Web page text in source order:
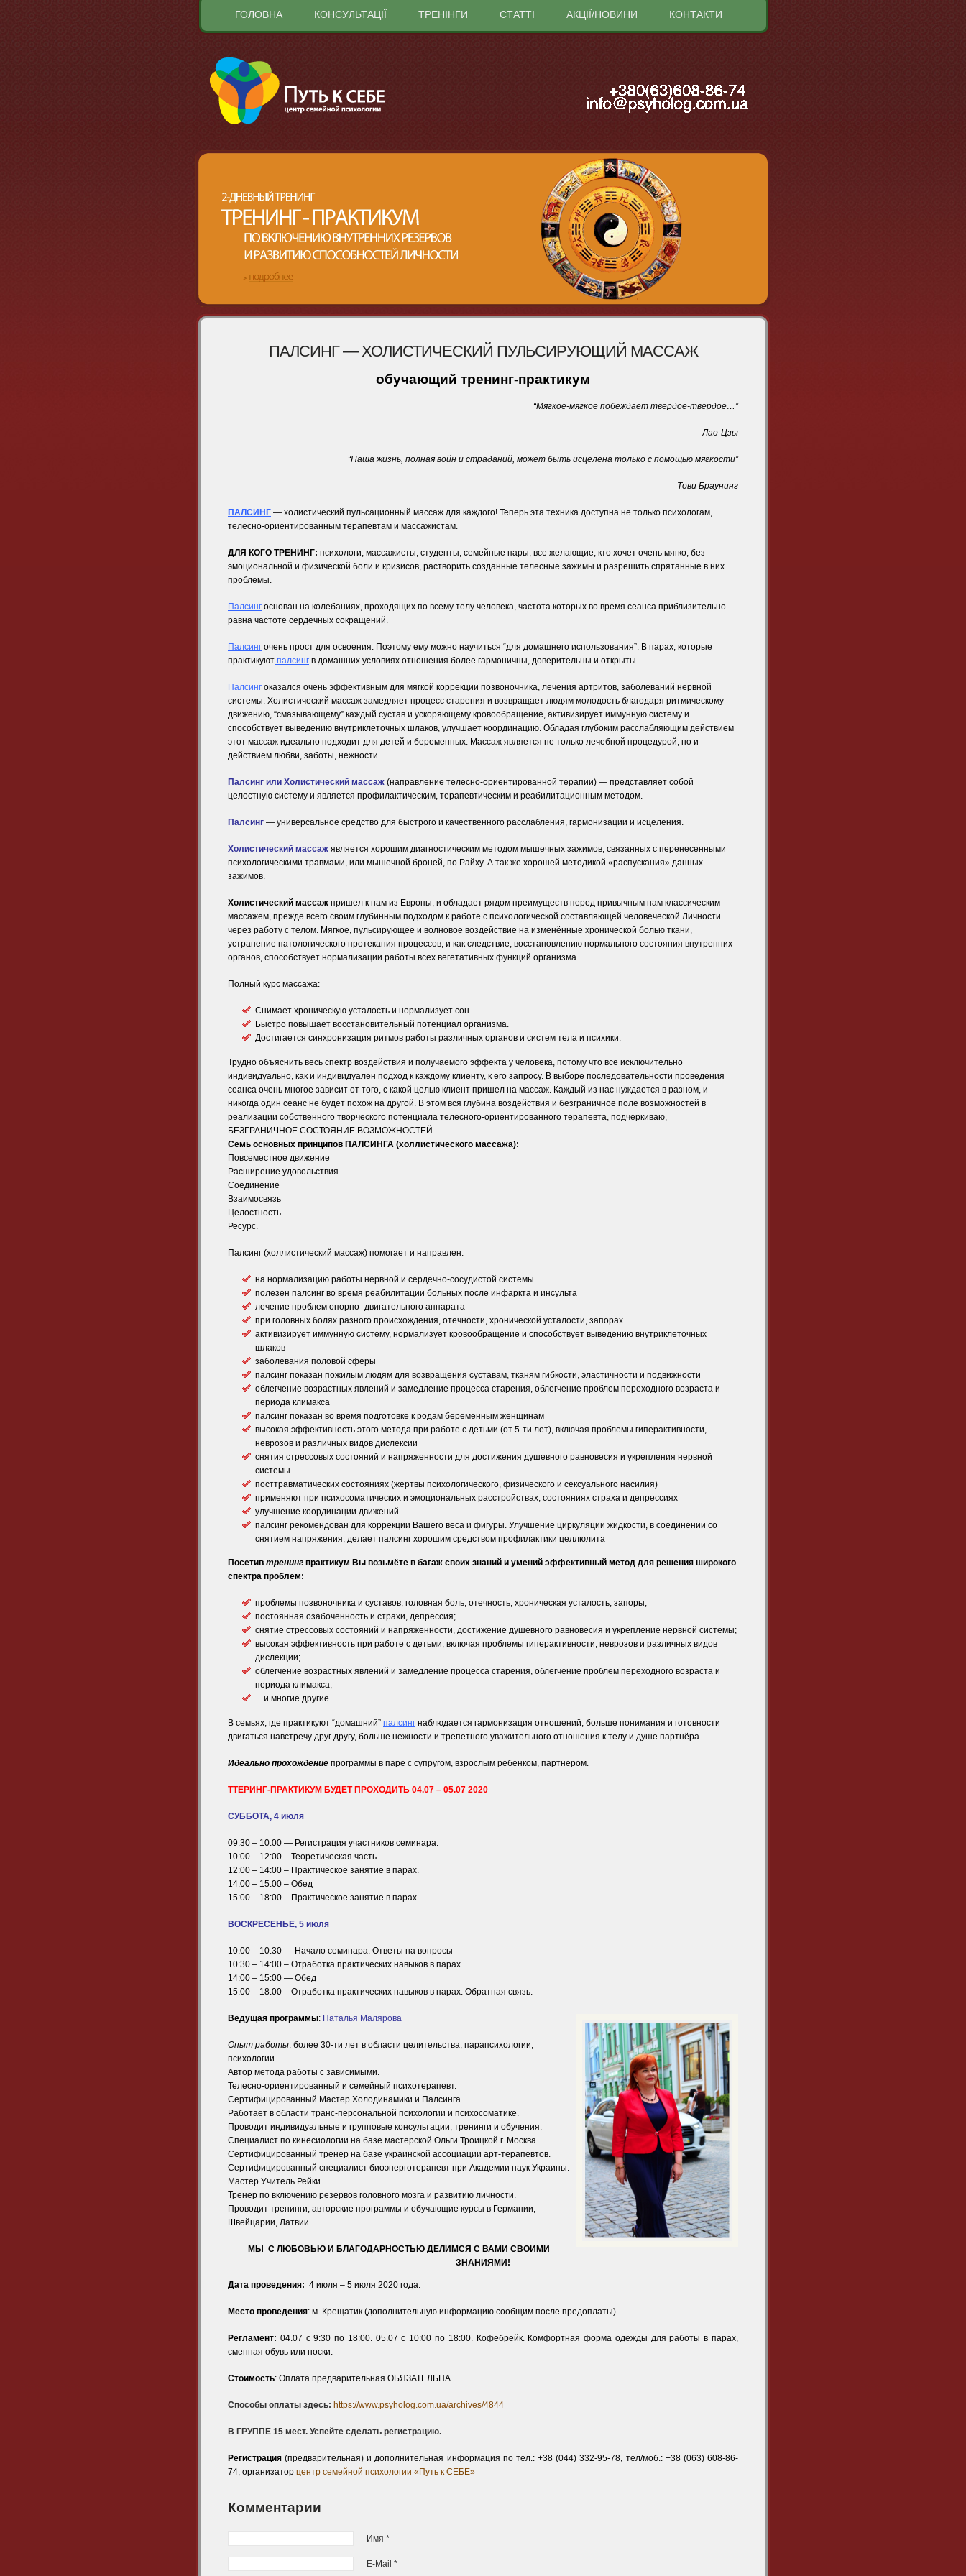
ГОЛОВНА КОНСУЛЬТАЦІЇ ТРЕНІНГИ СТАТТІ АКЦІЇ/НОВИНИ КОНТАКТИ
ПАЛСИНГ — ХОЛИСТИЧЕСКИЙ ПУЛЬСИРУЮЩИЙ МАССАЖ
обучающий тренинг-практикум
“Мягкое-мягкое побеждает твердое-твердое…”
Лао-Цзы
“Наша жизнь, полная войн и страданий, может быть исцелена только с помощью мягкости”
Тови Браунинг
ПАЛСИНГ — холистический пульсационный массаж для каждого! Теперь эта техника доступна не только психологам,
телесно-ориентированным терапевтам и массажистам.
ДЛЯ КОГО ТРЕНИНГ: психологи, массажисты, студенты, семейные пары, все желающие, кто хочет очень мягко, без
эмоциональной и физической боли и кризисов, растворить созданные телесные зажимы и разрешить спрятанные в них
проблемы.
Палсинг основан на колебаниях, проходящих по всему телу человека, частота которых во время сеанса приблизительно
равна частоте сердечных сокращений.
Палсинг очень прост для освоения. Поэтому ему можно научиться “для домашнего использования”. В парах, которые
практикуют палсинг в домашних условиях отношения более гармоничны, доверительны и открыты.
Палсинг оказался очень эффективным для мягкой коррекции позвоночника, лечения артритов, заболеваний нервной
системы. Холистический массаж замедляет процесс старения и возвращает людям молодость благодаря ритмическому
движению, “смазывающему” каждый сустав и ускоряющему кровообращение, активизирует иммунную систему и
способствует выведению внутриклеточных шлаков, улучшает координацию. Обладая глубоким расслабляющим действием
этот массаж идеально подходит для детей и беременных. Массаж является не только лечебной процедурой, но и
действием любви, заботы, нежности.
Палсинг или Холистический массаж (направление телесно-ориентированной терапии) — представляет собой
целостную систему и является профилактическим, терапевтическим и реабилитационным методом.
Палсинг — универсальное средство для быстрого и качественного расслабления, гармонизации и исцеления.
Холистический массаж является хорошим диагностическим методом мышечных зажимов, связанных с перенесенными
психологическими травмами, или мышечной броней, по Райху. А так же хорошей методикой «распускания» данных
зажимов.
Холистический массаж пришел к нам из Европы, и обладает рядом преимуществ перед привычным нам классическим
массажем, прежде всего своим глубинным подходом к работе с психологической составляющей человеческой Личности
через работу с телом. Мягкое, пульсирующее и волновое воздействие на изменённые хронической болью ткани,
устранение патологического протекания процессов, и как следствие, восстановлению нормального состояния внутренних
органов, способствует нормализации работы всех вегетативных функций организма.
Полный курс массажа:
Снимает хроническую усталость и нормализует сон.
Быстро повышает восстановительный потенциал организма.
Достигается синхронизация ритмов работы различных органов и систем тела и психики.
Трудно объяснить весь спектр воздействия и получаемого эффекта у человека, потому что все исключительно
индивидуально, как и индивидуален подход к каждому клиенту, к его запросу. В выборе последовательности проведения
сеанса очень многое зависит от того, с какой целью клиент пришел на массаж. Каждый из нас нуждается в разном, и
никогда один сеанс не будет похож на другой. В этом вся глубина воздействия и безграничное поле возможностей в
реализации собственного творческого потенциала телесного-ориентированного терапевта, подчеркиваю,
БЕЗГРАНИЧНОЕ СОСТОЯНИЕ ВОЗМОЖНОСТЕЙ.
Семь основных принципов ПАЛСИНГА (холлистического массажа):
Повсеместное движение
Расширение удовольствия
Соединение
Взаимосвязь
Целостность
Ресурс.
Палсинг (холлистический массаж) помогает и направлен:
на нормализацию работы нервной и сердечно-сосудистой системы
полезен палсинг во время реабилитации больных после инфаркта и инсульта
лечение проблем опорно- двигательного аппарата
при головных болях разного происхождения, отечности, хронической усталости, запорах
активизирует иммунную систему, нормализует кровообращение и способствует выведению внутриклеточных
шлаков
заболевания половой сферы
палсинг показан пожилым людям для возвращения суставам, тканям гибкости, эластичности и подвижности
облегчение возрастных явлений и замедление процесса старения, облегчение проблем переходного возраста и
периода климакса
палсинг показан во время подготовке к родам беременным женщинам
высокая эффективность этого метода при работе с детьми (от 5-ти лет), включая проблемы гиперактивности,
неврозов и различных видов дислексии
снятия стрессовых состояний и напряженности для достижения душевного равновесия и укрепления нервной
системы.
посттравматических состояниях (жертвы психологического, физического и сексуального насилия)
применяют при психосоматических и эмоциональных расстройствах, состояниях страха и депрессиях
улучшение координации движений
палсинг рекомендован для коррекции Вашего веса и фигуры. Улучшение циркуляции жидкости, в соединении со
снятием напряжения, делает палсинг хорошим средством профилактики целлюлита
Посетив тренинг практикум Вы возьмёте в багаж своих знаний и умений эффективный метод для решения широкого
спектра проблем:
проблемы позвоночника и суставов, головная боль, отечность, хроническая усталость, запоры;
постоянная озабоченность и страхи, депрессия;
снятие стрессовых состояний и напряженности, достижение душевного равновесия и укрепление нервной системы;
высокая эффективность при работе с детьми, включая проблемы гиперактивности, неврозов и различных видов
дислекции;
облегчение возрастных явлений и замедление процесса старения, облегчение проблем переходного возраста и
периода климакса;
…и многие другие.
В семьях, где практикуют “домашний” палсинг наблюдается гармонизация отношений, больше понимания и готовности
двигаться навстречу друг другу, больше нежности и трепетного уважительного отношения к телу и душе партнёра.
Идеально прохождение программы в паре с супругом, взрослым ребенком, партнером.
ТТЕРИНГ-ПРАКТИКУМ БУДЕТ ПРОХОДИТЬ 04.07 – 05.07 2020
СУББОТА, 4 июля
09:30 – 10:00 — Регистрация участников семинара.
10:00 – 12:00 – Теоретическая часть.
12:00 – 14:00 – Практическое занятие в парах.
14:00 – 15:00 – Обед
15:00 – 18:00 – Практическое занятие в парах.
ВОСКРЕСЕНЬЕ, 5 июля
10:00 – 10:30 — Начало семинара. Ответы на вопросы
10:30 – 14:00 – Отработка практических навыков в парах.
14:00 – 15:00 — Обед
15:00 – 18:00 – Отработка практических навыков в парах. Обратная связь.
Ведущая программы: Наталья Малярова
Опыт работы: более 30-ти лет в области целительства, парапсихологии,
психологии
Автор метода работы с зависимыми.
Телесно-ориентированный и семейный психотерапевт.
Сертифицированный Мастер Холодинамики и Палсинга.
Работает в области транс-персональной психологии и психосоматике.
Проводит индивидуальные и групповые консультации, тренинги и обучения.
Специалист по кинесиологии на базе мастерской Ольги Троицкой г. Москва.
Сертифицированный тренер на базе украинской ассоциации арт-терапевтов.
Сертифицированный специалист биоэнерготерапевт при Академии наук Украины.
Мастер Учитель Рейки.
Тренер по включению резервов головного мозга и развитию личности.
Проводит тренинги, авторские программы и обучающие курсы в Германии,
Швейцарии, Латвии.
МЫ С ЛЮБОВЬЮ И БЛАГОДАРНОСТЬЮ ДЕЛИМСЯ С ВАМИ СВОИМИ
ЗНАНИЯМИ!
Дата проведения: 4 июля – 5 июля 2020 года.
Место проведения: м. Крещатик (дополнительную информацию сообщим после предоплаты).
Регламент: 04.07 с 9:30 по 18:00. 05.07 с 10:00 по 18:00. Кофебрейк. Комфортная форма одежды для работы в парах,
сменная обувь или носки.
Стоимость: Оплата предварительная ОБЯЗАТЕЛЬНА.
Способы оплаты здесь: https://www.psyholog.com.ua/archives/4844
В ГРУППЕ 15 мест. Успейте сделать регистрацию.
Регистрация(предварительная) и дополнительная информация по тел.: +38 (044) 332-95-78, тел/моб.: +38 (063) 608-86-
74, организатор центр семейной психологии «Путь к СЕБЕ»
Комментарии
Имя *
E-Mail *